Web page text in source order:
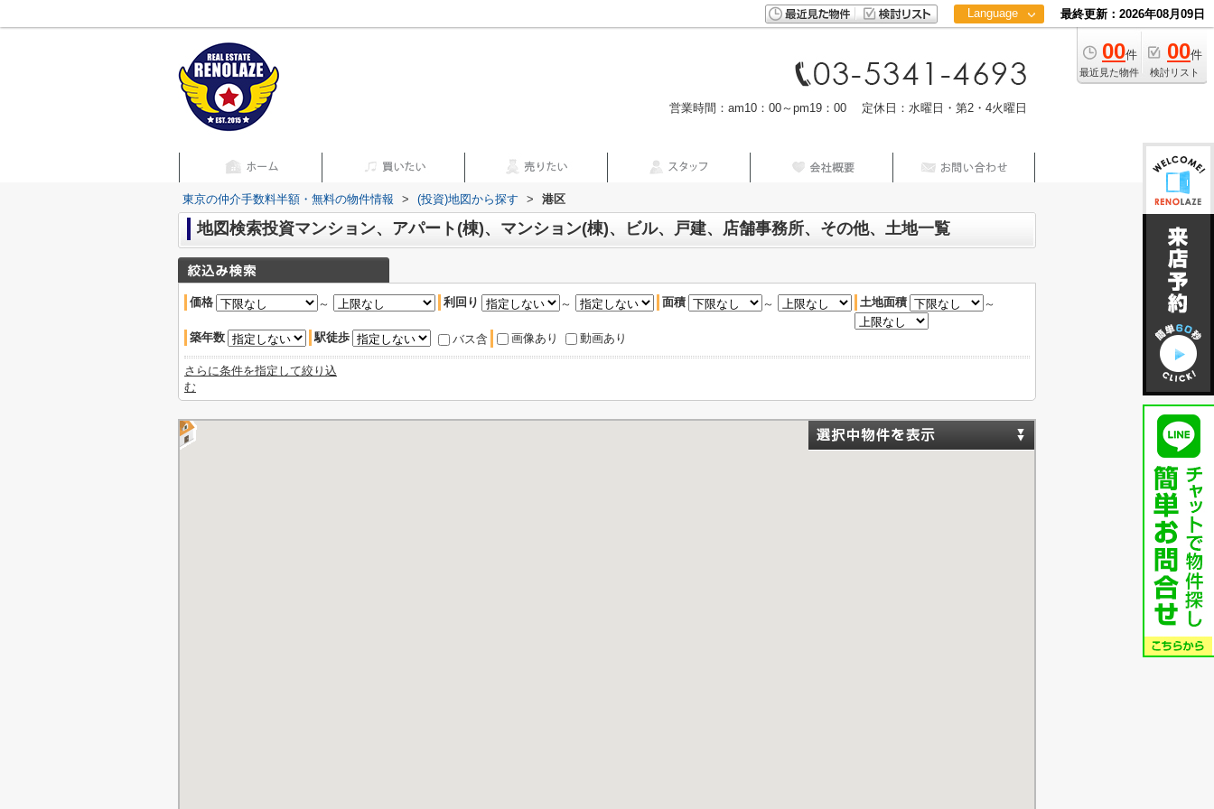
Language
中文
最終更新：2026年08月09日
00件
最近見た物件
00件
検討リスト
営業時間：am10：00～pm19：00 定休日：水曜日・第2・4火曜日
東京の仲介手数料半額・無料の物件情報 > (投資)地図から探す > 港区
地図検索投資マンション、アパート(棟)、マンション(棟)、ビル、戸建、店舗事務所、その他、土地一覧
価格 ～ 利回り ～ 面積 ～ 土地面積 ～
築年数 駅徒歩 バス含 画像あり 動画あり
さらに条件を指定して絞り込
む